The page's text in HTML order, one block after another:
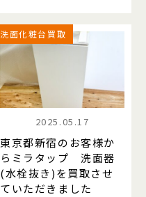
洗面化粧台買取
2025.05.17
東京都新宿のお客様か
らミラタップ 洗面器
(水栓抜き)を買取させ
ていただきました